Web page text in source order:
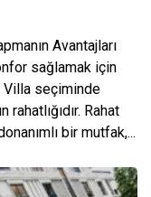
Avantajları
sağlamak için
Villa seçiminde
Rahat
bir mutfak,...